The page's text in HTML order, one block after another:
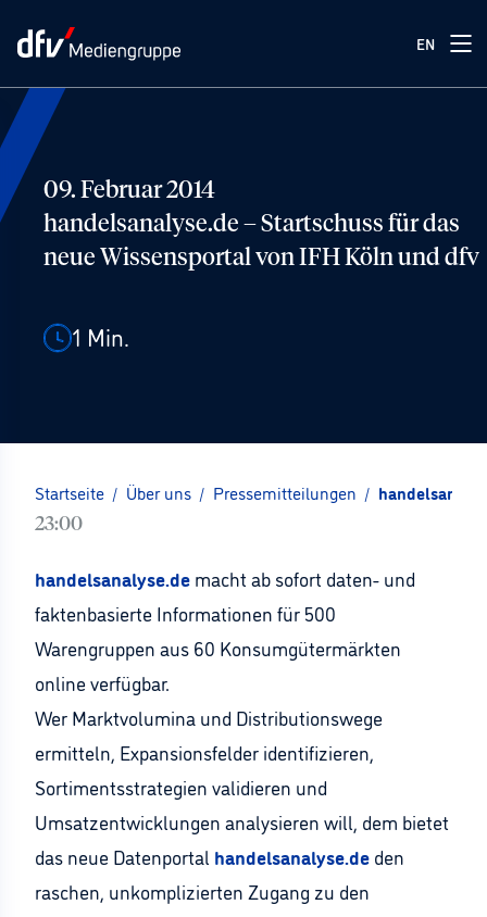
EN
09. Februar 2014
handelsanalyse.de – Startschuss für das
neue Wissensportal von IFH Köln und dfv
1 Min.
Startseite / Über uns / Pressemitteilungen /
23:00
handelsanalyse.de macht ab sofort daten- und
faktenbasierte Informationen für 500
Warengruppen aus 60 Konsumgütermärkten
online verfügbar.
Wer Marktvolumina und Distributionswege
ermitteln, Expansionsfelder identifizieren,
Sortimentsstrategien validieren und
Umsatzentwicklungen analysieren will, dem bietet
das neue Datenportal handelsanalyse.de den
raschen, unkomplizierten Zugang zu den